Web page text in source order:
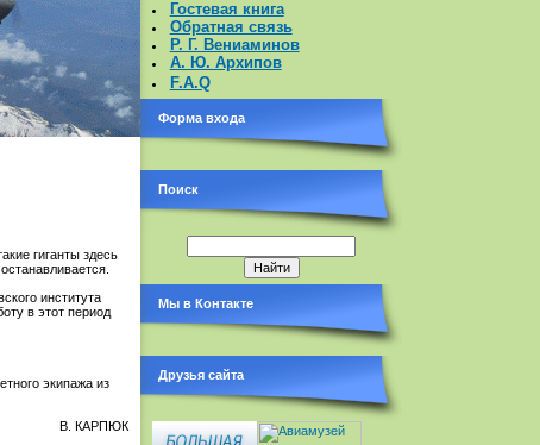
гиганты здесь
института
в этот период
экипажа из
В. КАРПЮК
Гостевая книга
Обратная связь
Р. Г. Вениаминов
А. Ю. Архипов
F.A.Q
Форма входа
Поиск
Мы в Контакте
Друзья сайта